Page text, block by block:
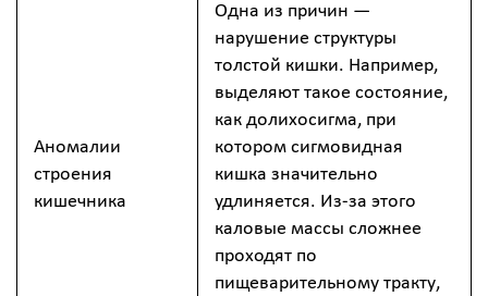
Аномалии
строения
кишечника
Одна из причин —
нарушение структуры
толстой кишки. Например,
выделяют такое состояние,
как долихосигма, при
котором сигмовидная
кишка значительно
удлиняется. Из-за этого
каловые массы сложнее
проходят по
пищеварительному тракту,